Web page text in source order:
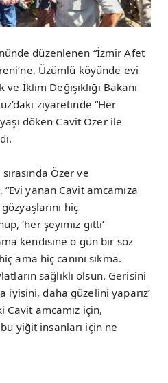
düzenlenen “İzmir Afet
Üzümlü köyünde evi
ve İklim Değişikliği Bakanı
ziyaretinde “Her
döken Cavit Özer ile
Özer ve
yanan Cavit amcamıza
hiç
‘her şeyimiz gitti’
kendisine o gün bir söz
ama hiç canını sıkma.
sağlıklı olsun. Gerisini
iyisini, daha güzelini yaparız’
Cavit amcamız için,
bu yiğit insanları için ne